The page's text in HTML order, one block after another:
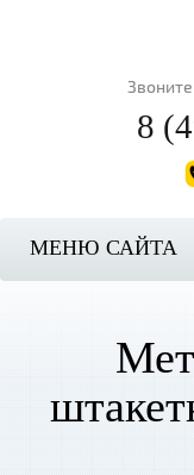
8
МЕНЮ САЙТА